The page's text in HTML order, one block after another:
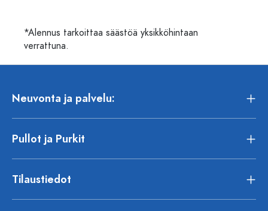
*Alennus tarkoittaa säästöä yksikköhintaan
verrattuna.
Neuvonta ja palvelu:
Pullot ja Purkit
Tilaustiedot